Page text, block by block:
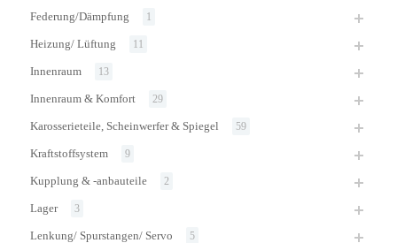
Federung/Dämpfung 1
Heizung/ Lüftung 11
Innenraum 13
Innenraum & Komfort 29
Karosserieteile, Scheinwerfer & Spiegel 59
Kraftstoffsystem 9
Kupplung & -anbauteile 2
Lager 3
Lenkung/ Spurstangen/ Servo 5